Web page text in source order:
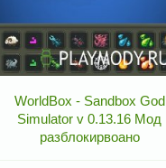
WorldBox - Sandbox God
Simulator v 0.13.16 Мод
разблокирвоано